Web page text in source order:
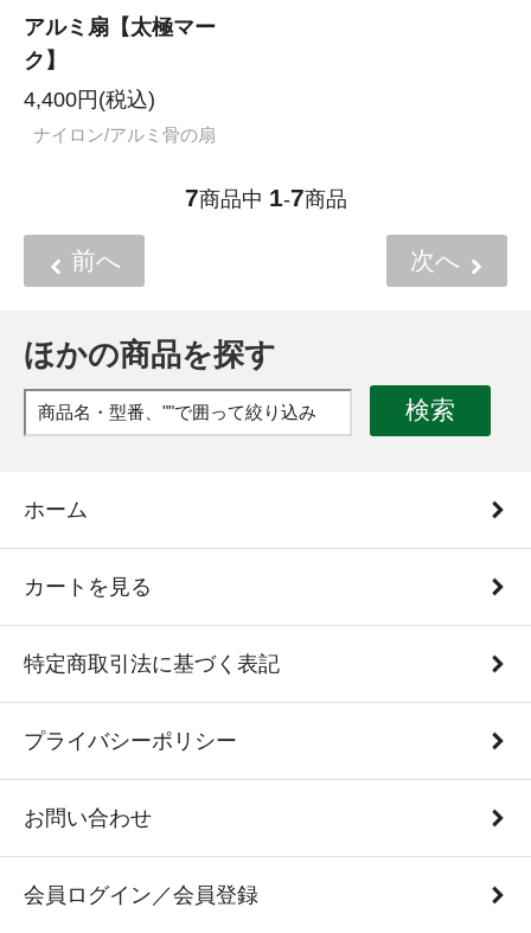
アルミ扇【太極マー
ク】
4,400円(税込)
ナイロン/アルミ骨の扇
7商品中 1-7商品
前へ 次へ
ほかの商品を探す
検索
ホーム
カートを見る
特定商取引法に基づく表記
プライバシーポリシー
お問い合わせ
会員ログイン／会員登録